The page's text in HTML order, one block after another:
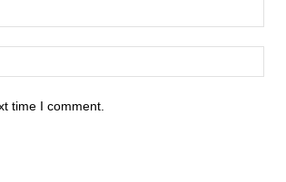
time I comment.